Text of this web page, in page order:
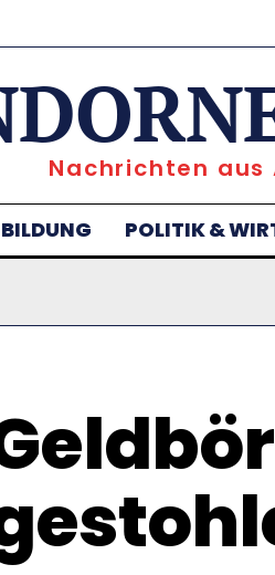
Nachrichten aus
POLITIK &